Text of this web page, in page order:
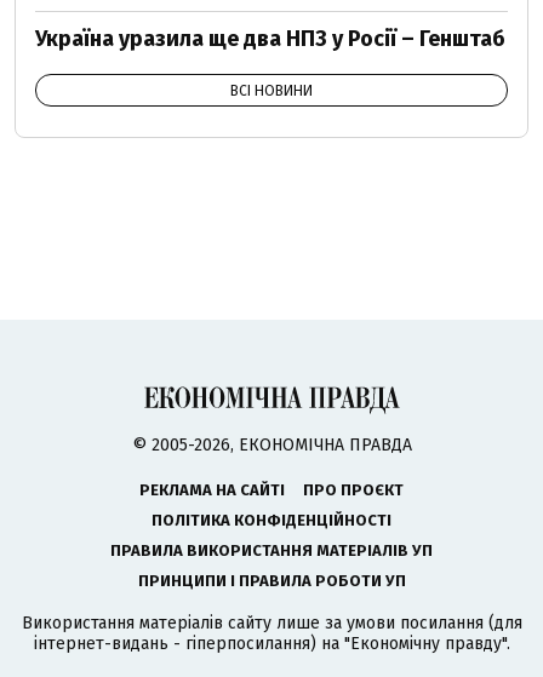
Україна уразила ще два НПЗ у Росії – Генштаб
ВСІ НОВИНИ
© 2005-2026, ЕКОНОМІЧНА ПРАВДА
РЕКЛАМА НА САЙТІ
ПРО ПРОЄКТ
ПОЛІТИКА КОНФІДЕНЦІЙНОСТІ
ПРАВИЛА ВИКОРИСТАННЯ МАТЕРІАЛІВ УП
ПРИНЦИПИ І ПРАВИЛА РОБОТИ УП
Використання матеріалів сайту лише за умови посилання (для
інтернет-видань - гіперпосилання) на "Економічну правду".